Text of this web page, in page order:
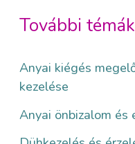
További témák
Anyai kiégés
kezelése
Anyai önbizalom és